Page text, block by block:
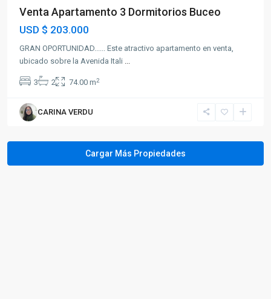
Venta Apartamento 3 Dormitorios Buceo
USD $ 203.000
GRAN OPORTUNIDAD...... Este atractivo apartamento en venta,
ubicado sobre la Avenida Itali ...
3 2 74.00 m2
CARINA VERDU